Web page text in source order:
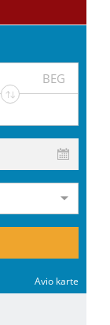
BEG
Avio karte